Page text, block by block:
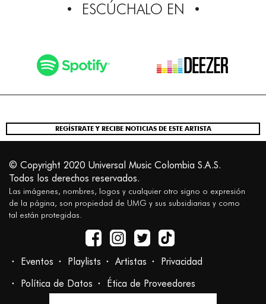
ESCÚCHALO EN
REGÍSTRATE Y RECIBE NOTICIAS DE ESTE ARTISTA
© Copyright 2020 Universal Music Colombia S.A.S.
Todos los derechos reservados.
Las imágenes, nombres, logos y cualquier otro signo o expresión
de la página, son propiedad de UMG y sus subsidiarias y como
tal están protegidas.
Eventos Playlists Artistas
Privacidad
Política de Datos
Ética de Proveedores